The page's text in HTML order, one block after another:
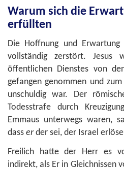
Warum sich die
erfüllten
Die Hoffnung und
vollständig zerstört. Jesus
öffentlichen Dienstes von
gefangen genommen und
unschuldig war. Der
Todesstrafe durch
Emmaus unterwegs waren,
dass erder sei, der Israel
Freilich hatte der Herr es
indirekt, als Er in Gleichnissen